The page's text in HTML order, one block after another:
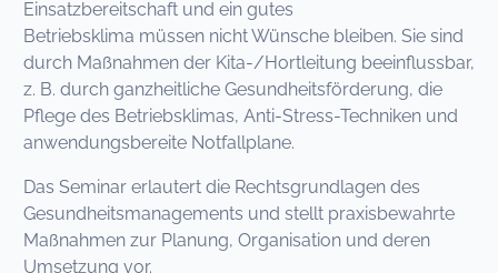
Einsatzbereitschaft und ein gutes
Betriebsklima müssen nicht Wünsche bleiben. Sie sind
durch Maßnahmen der Kita-/Hortleitung beeinflussbar,
z. B. durch ganzheitliche Gesundheitsförderung, die
Pflege des Betriebsklimas, Anti-Stress-Techniken und
anwendungsbereite Notfallplane.
Das Seminar erlautert die Rechtsgrundlagen des
Gesundheitsmanagements und stellt praxisbewahrte
Maßnahmen zur Planung, Organisation und deren
Umsetzung vor.